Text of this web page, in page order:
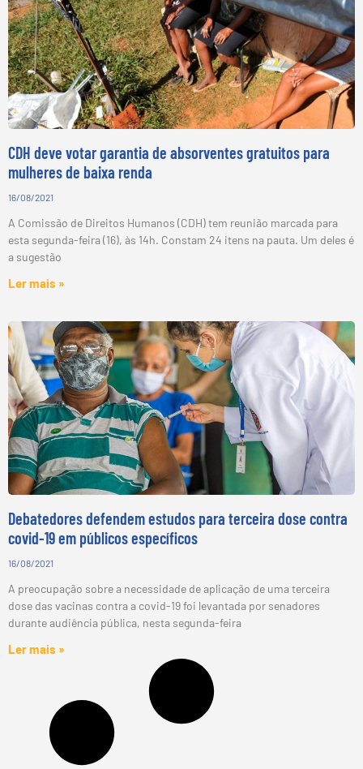
CDH deve votar garantia de absorventes gratuitos para
mulheres de baixa renda
16/08/2021
A Comissão de Direitos Humanos (CDH) tem reunião marcada para
esta segunda-feira (16), às 14h. Constam 24 itens na pauta. Um deles é
a sugestão
Ler mais »
Debatedores defendem estudos para terceira dose contra
covid-19 em públicos específicos
16/08/2021
A preocupação sobre a necessidade de aplicação de uma terceira
dose das vacinas contra a covid-19 foi levantada por senadores
durante audiência pública, nesta segunda-feira
Ler mais »